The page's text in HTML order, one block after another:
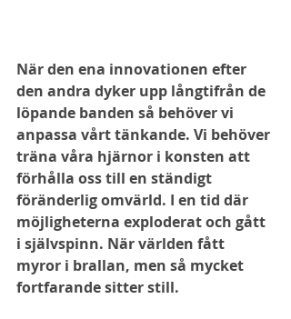
När den ena innovationen efter
den andra dyker upp långtifrån de
löpande banden så behöver vi
anpassa vårt tänkande. Vi behöver
träna våra hjärnor i konsten att
förhålla oss till en ständigt
föränderlig omvärld. I en tid där
möjligheterna exploderat och gått
i självspinn. När världen fått
myror i brallan, men så mycket
fortfarande sitter still.